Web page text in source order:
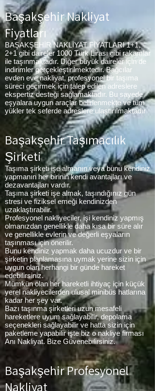
Başakşehir Nakliyat
Fiyatları
BAŞAKŞEHİR NAKLİYAT FİYATLARI 1+1,
2+1 gibi daireler 1000 Türk Lirası gibi rakamlar
ile taşınmaktadır. Diğer büyük daireler için de
indirimler gerçekleştirilmektedir. Bağcılar
evden eve nakliyat, profesyonel bir taşıma
süreci geçirmek için talep edilen adreslere
ekspertiz desteği sağlamaktadır. Bu sayede
eşyalara uygun araçlar belirlenmekte ve tüm
yükler tek seferde adreslere ulaştırılmaktadır
Başakşehir Taşımacılık
Şirketi
Taşıma şirketi işe almanın veya bunu kendiniz
yapmanın her birinin kendi avantajları ve
dezavantajları vardır.
Taşıma şirketi işe almak, taşındığınız gün
stresi ve fiziksel emeği kendinizden
uzaklaştırabilir.
Profesyonel nakliyeciler, işi kendiniz yapmış
olmanızdan genellikle daha kısa bir süre alır
ve genellikle evlerin ve değerli eşyaların
taşınması için önerilir.
Bunu kendiniz yapmak daha ucuzdur ve bir
şirketin planlamasına uymak yerine sizin için
uygun olan herhangi bir günde hareket
edebilirsiniz.
Mümkün olan her hareketli ihtiyaç için küçük
yerel nakliyecilerden ulusal minibüs hatlarına
kadar her şey var.
Bazı taşınma şirketleri uzun mesafeli
hareketlere uyum sağlayabilir, depolama
seçenekleri sağlayabilir ve hatta sizin için
paketleme yapabilir işte biz o nakliye firması
Anı Nakliyat. Bize Güvenebilirsiniz.
Başakşehir Profesyonel
Nakliyat